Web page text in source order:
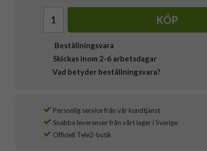
KÖP
Beställningsvara
Skickas inom 2-6 arbetsdagar
Vad betyder beställningsvara?
Personlig service från vår kundtjänst
Snabba leveranser från vårt lager i Sverige
Officiell Tele2-butik